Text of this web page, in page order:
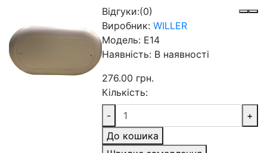
Відгуки:(0)
Виробник: WILLER
Модель: E14
Наявність: В наявності
276.00 грн.
Кількість:
-
+
До кошика